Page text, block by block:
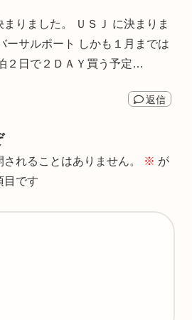
りました。 ＵＳＪ に決まりま
ーサルポート しかも１月までは
２日で２ＤＡＹ買う予定…
返信
れることはありません。 ※ が
目です